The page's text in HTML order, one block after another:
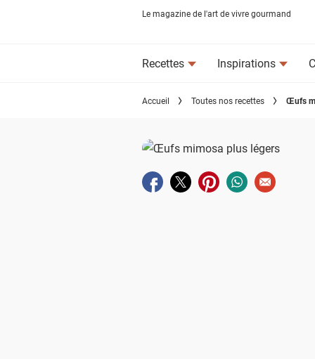
Le magazine de l'art de vivre gourmand
Recettes Inspirations
Accueil Toutes nos recettes Œufs
Partager sur facebook
Partager sur twitter
Partager sur pinterest
Partager sur
Envoyer à